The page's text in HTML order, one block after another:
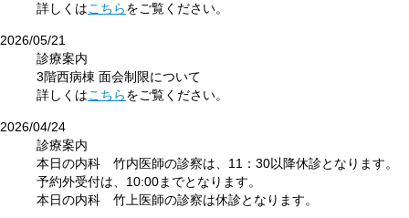
詳しくはこちらをご覧ください。
2026/05/21
診療案内
3階西病棟 面会制限について
詳しくはこちらをご覧ください。
2026/04/24
診療案内
本日の内科 竹内医師の診察は、11：30以降休診となります。
予約外受付は、10:00までとなります。
本日の内科 竹上医師の診察は休診となります。